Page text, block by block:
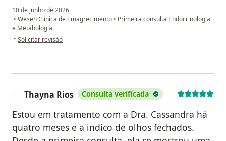
10 de junho de 2026
• Wesen Clínica de Emagrecimento • Primeira consulta Endocrinologia
e Metabologia
• na opinião do utilizador Camila
Solicitar revisão
Thayna Rios Consulta verificada
Estou em tratamento com a Dra. Cassandra há
quatro meses e a indico de olhos fechados.